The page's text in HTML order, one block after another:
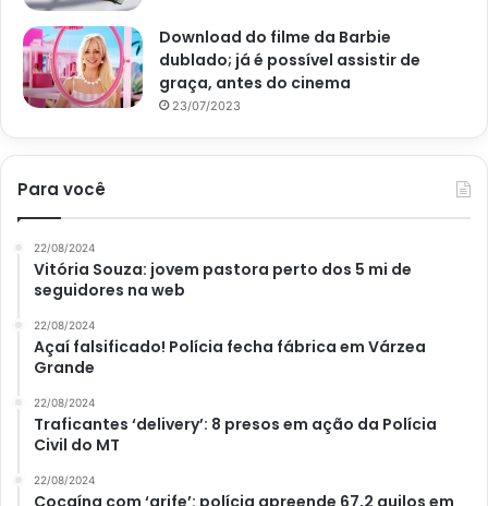
2. Procure por luz
Sem luz, nenhuma planta sobrevive, cresce ou se
desenvolve. Um local com iluminação é a marcação
principal de onde a sua planta deverá ficar. Portanto, é
sempre importante avaliar a luminosidade dos ambientes
3. Tenha plantas fáceis de cuidar
Para quem vai iniciar no mundo da jardinagem,
experimente cultivar espécies de plantas que exigem
pouca atenção e cuidados. As suculentas e os cactos,
nesse sentido, acabam sendo ótimas opções. Elas são
sobreviver.
4. Saiba como regar de forma
Download do filme da Barbie
dublado; já é possível assistir de
graça, antes do cinema
23/07/2023
Para você
22/08/2024
Vitória Souza: jovem pastora perto dos 5 mi de
seguidores na web
22/08/2024
Açaí falsificado! Polícia fecha fábrica em Várzea
Grande
22/08/2024
Traficantes ‘delivery’: 8 presos em ação da Polícia
Civil do MT
22/08/2024
Cocaína com ‘grife’: polícia apreende 67,2 quilos em